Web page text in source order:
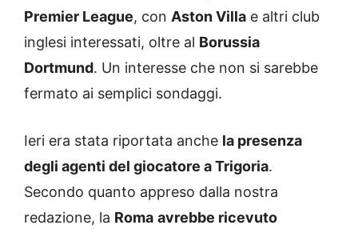
Premier League, con Aston Villa e altri club
inglesi interessati, oltre al Borussia
Dortmund. Un interesse che non si sarebbe
fermato ai semplici sondaggi.
Ieri era stata riportata anche la presenza
degli agenti del giocatore a Trigoria.
Secondo quanto appreso dalla nostra
redazione, la Roma avrebbe ricevuto